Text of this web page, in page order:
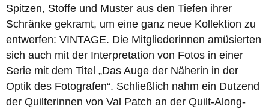
Spitzen, Stoffe und Muster aus den Tiefen ihrer
Schränke gekramt, um eine ganz neue Kollektion zu
entwerfen: VINTAGE. Die Mitgliederinnen amüsierten
sich auch mit der Interpretation von Fotos in einer
Serie mit dem Titel „Das Auge der Näherin in der
Optik des Fotografen“. Schließlich nahm ein Dutzend
der Quilterinnen von Val Patch an der Quilt-Along-